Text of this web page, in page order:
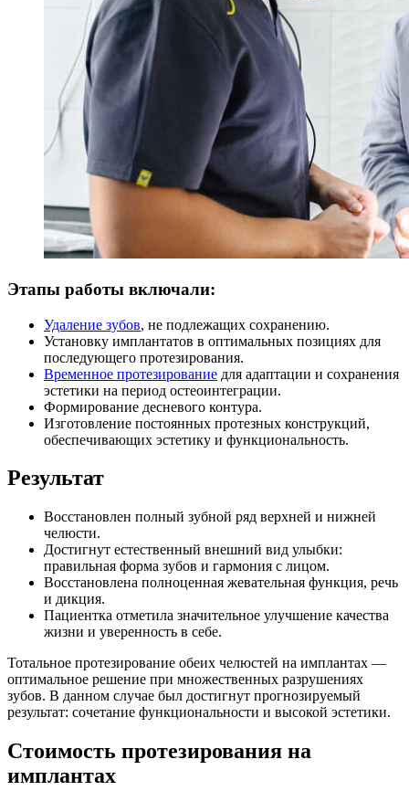
Этапы работы включали:
Удаление зубов, не подлежащих сохранению.
Установку имплантатов в оптимальных позициях для
последующего протезирования.
Временное протезирование для адаптации и сохранения
эстетики на период остеоинтеграции.
Формирование десневого контура.
Изготовление постоянных протезных конструкций,
обеспечивающих эстетику и функциональность.
Результат
Восстановлен полный зубной ряд верхней и нижней
челюсти.
Достигнут естественный внешний вид улыбки:
правильная форма зубов и гармония с лицом.
Восстановлена полноценная жевательная функция, речь
и дикция.
Пациентка отметила значительное улучшение качества
жизни и уверенность в себе.
Тотальное протезирование обеих челюстей на имплантах —
оптимальное решение при множественных разрушениях
зубов. В данном случае был достигнут прогнозируемый
результат: сочетание функциональности и высокой эстетики.
Стоимость протезирования на
имплантах